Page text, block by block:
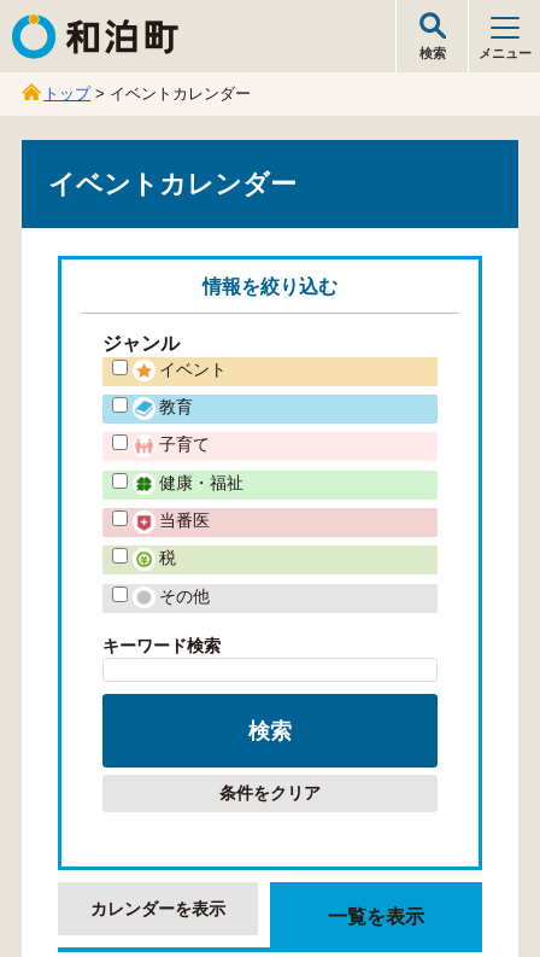
和泊町
検索 メニュー
トップ> イベントカレンダー
イベントカレンダー
情報を絞り込む
ジャンル
イベント
教育
子育て
健康・福祉
当番医
税
その他
キーワード検索
条件をクリア
カレンダーを表示 一覧を表示